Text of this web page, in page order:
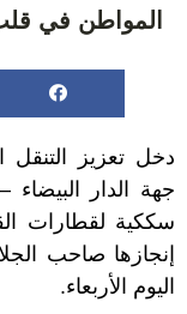
المواطن في
دخل تعزيز
جهة الدار
سككية لقطارات
إنجازها صاحب
اليوم الأربعاء.